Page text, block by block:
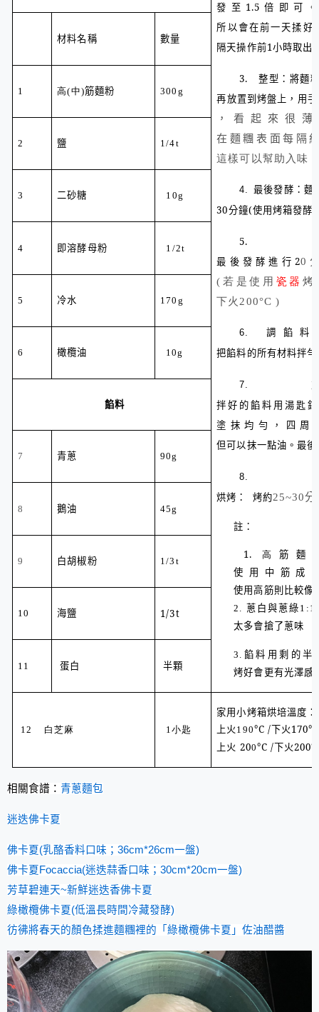
發至 1.5 倍即可
所以會在前一天揉好
隔天操作前1小時取出
3.
整型：將麵
再放置到烤盤上，用
，看起來很
在麵糰表面每隔
這樣可以幫助入味
4. 最後發酵：麵
30分鐘(使用烤箱發酵
5.
最後發酵進行20
(若是使用 瓷器 烤
下火200°C )
6.
調餡料
把餡料的所有材料拌勻
7.
拌好的餡料用湯匙
塗抹均勻，四周
但可以抹一點油。最
8.
烘烤： 烤約25~30分
註：
1. 高筋麵
使用中筋成
使用高筋則比較像
2. 蔥白與蔥綠 1:1
太多會搶了蔥味
3. 餡料用剩的半
烤好會更有光澤感
材料名稱 數量
1 高(中)筋麵粉 300g
2 鹽 1/4t
3 二砂糖 10g
4 即溶酵母粉 1/2t
5 冷水 170g
6 橄欖油 10g
餡料
7 青蔥 90g
8 鵝油 45g
9 白胡椒粉 1/3t
10 海鹽 1/3t
11 蛋白 半顆
12 白芝麻 1小匙
家用小烤箱烘培溫度：
上火 190°C /下火170°
上火 200°C /下火200°
相關食譜： 青蔥麵包
迷迭佛卡夏
佛卡夏(乳酪香料口味；36cm*26cm一盤)
佛卡夏Focaccia(迷迭蒜香口味；30cm*20cm一盤)
芳草碧連天~新鮮迷迭香佛卡夏
綠橄欖佛卡夏(低溫長時間冷藏發酵)
彷彿將春天的顏色揉進麵糰裡的「綠橄欖佛卡夏」佐油醋醬